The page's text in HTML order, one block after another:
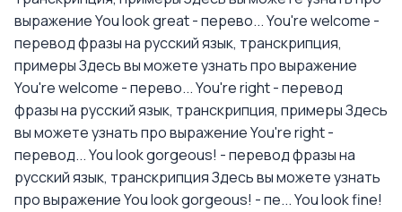
выражение You look great - перево...You're welcome -
перевод фразы на русский язык, транскрипция,
примерыЗдесь вы можете узнать про выражение
You're welcome - перево...You're right - перевод
фразы на русский язык, транскрипция, примерыЗдесь
вы можете узнать про выражение You're right -
перевод...You look gorgeous! - перевод фразы на
русский язык, транскрипцияЗдесь вы можете узнать
про выражение You look gorgeous! - пе...You look fine!